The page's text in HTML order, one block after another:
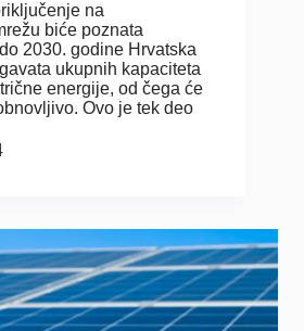
na
biće poznata
2030. godine Hrvatska
ukupnih kapaciteta
energije, od čega će
Ovo je tek deo